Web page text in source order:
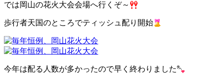
では岡山の花火大会会場へ行くぞ～
歩行者天国のところでティッシュ配り開始
今年は配る人数が多かったので早く終わりました